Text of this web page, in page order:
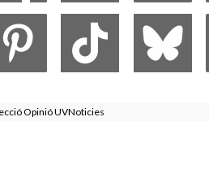
Opinió UVNoticies